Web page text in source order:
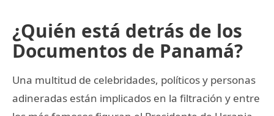
¿Quién está detrás de los
Documentos de Panamá?
Una multitud de celebridades, políticos y personas
adineradas están implicados en la filtración y entre